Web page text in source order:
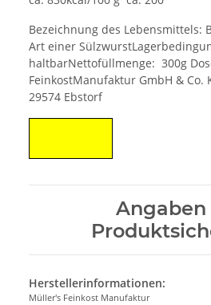
Bezeichnung des Lebensmittels:
Art einer
haltbarNettofüllmenge: 300g
FeinkostManufaktur GmbH & Co.
29574 Ebstorf
Angaben
Herstellerinformationen:
Müller's Feinkost Manufaktur